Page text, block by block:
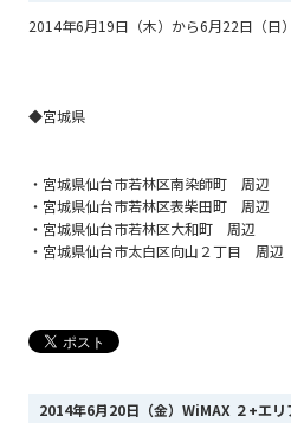
2014年6月19日（木）から6月22日（日
◆宮城県
・宮城県仙台市若林区南染師町 周辺
・宮城県仙台市若林区表柴田町 周辺
・宮城県仙台市若林区大和町 周辺
・宮城県仙台市太白区向山２丁目 周辺
2014年6月20日（金）WiMAX ２+エリ